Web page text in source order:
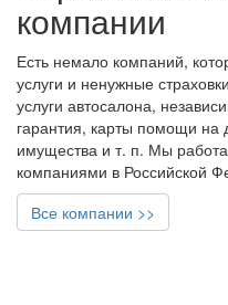
компании
Есть немало компаний,
услуги и ненужные
услуги автосалона,
гарантия, карты помощи на
имущества и т. п. Мы
компаниями в Российской
Все компании >>